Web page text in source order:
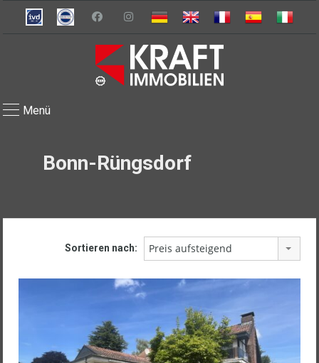
Menü
Bonn-Rüngsdorf
Sortieren nach: Preis aufsteigend